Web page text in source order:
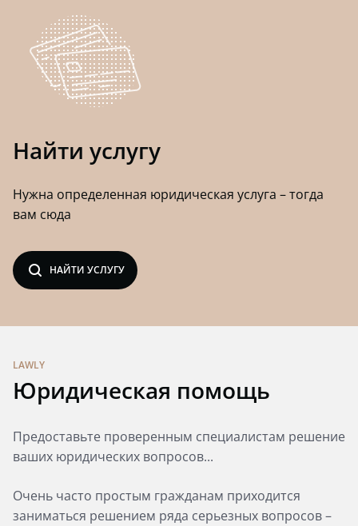
Найти услугу
Нужна определенная юридическая услуга – тогда
вам сюда
search НАЙТИ УСЛУГУ
LAWLY
Юридическая помощь
Предоставьте проверенным специалистам решение
ваших юридических вопросов...
Очень часто простым гражданам приходится
заниматься решением ряда серьезных вопросов –